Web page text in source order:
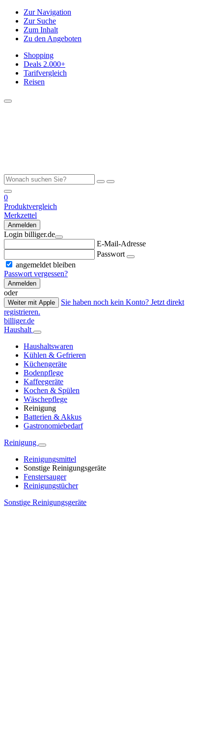
Zur Navigation
Zur Suche
Zum Inhalt
Zu den Angeboten
Shopping
Deals 2.000+
Tarifvergleich
Reisen
0
Produktvergleich
Merkzettel
Anmelden
Login billiger.de
E-Mail-Adresse
Passwort
angemeldet bleiben
Passwort vergessen?
Anmelden
oder
Weiter mit Apple
Sie haben noch kein Konto? Jetzt direkt
registrieren.
billiger.de
Haushalt
Haushaltswaren
Kühlen & Gefrieren
Küchengeräte
Bodenpflege
Kaffeegeräte
Kochen & Spülen
Wäschepflege
Reinigung
Batterien & Akkus
Gastronomiebedarf
Reinigung
Reinigungsmittel
Sonstige Reinigungsgeräte
Fenstersauger
Reinigungstücher
Sonstige Reinigungsgeräte